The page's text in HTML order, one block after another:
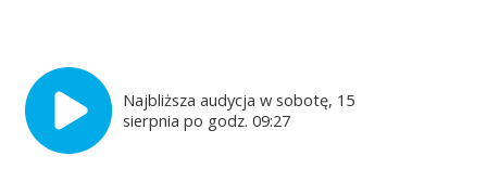
Najbliższa audycja w sobotę, 15
sierpnia po godz. 09:27